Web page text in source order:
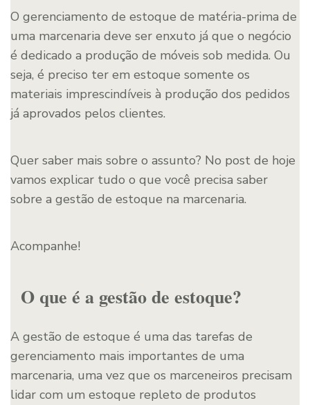
O gerenciamento de estoque de matéria-prima de
uma marcenaria deve ser enxuto já que o negócio
é dedicado a produção de móveis sob medida. Ou
seja, é preciso ter em estoque somente os
materiais imprescindíveis à produção dos pedidos
já aprovados pelos clientes.
Quer saber mais sobre o assunto? No post de hoje
vamos explicar tudo o que você precisa saber
sobre a gestão de estoque na marcenaria.
Acompanhe!
O que é a gestão de estoque?
A gestão de estoque é uma das tarefas de
gerenciamento mais importantes de uma
marcenaria, uma vez que os marceneiros precisam
lidar com um estoque repleto de produtos